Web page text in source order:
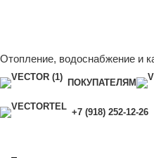
Отопление, водоснабжение и
ПОКУПАТЕЛЯМ
+7 (918) 252-12-26